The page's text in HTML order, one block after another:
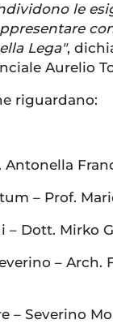
le
Lega",
Aurelio
riguardano:
Antonella
– Prof.
– Dott. Mirko
– Arch.
– Severino